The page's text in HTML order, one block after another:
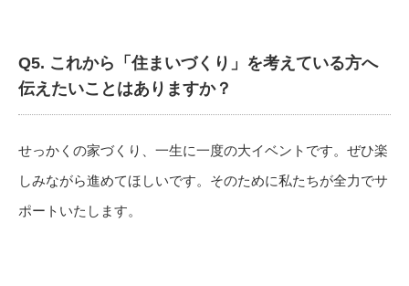
Q5. これから「住まいづくり」 を考えている方へ
伝えたいことはありますか？
せっかくの家づくり、一生に一度の大イベントです。 ぜひ楽
しみながら進めてほしいです。 そのために私たちが全力でサ
ポートいたします。